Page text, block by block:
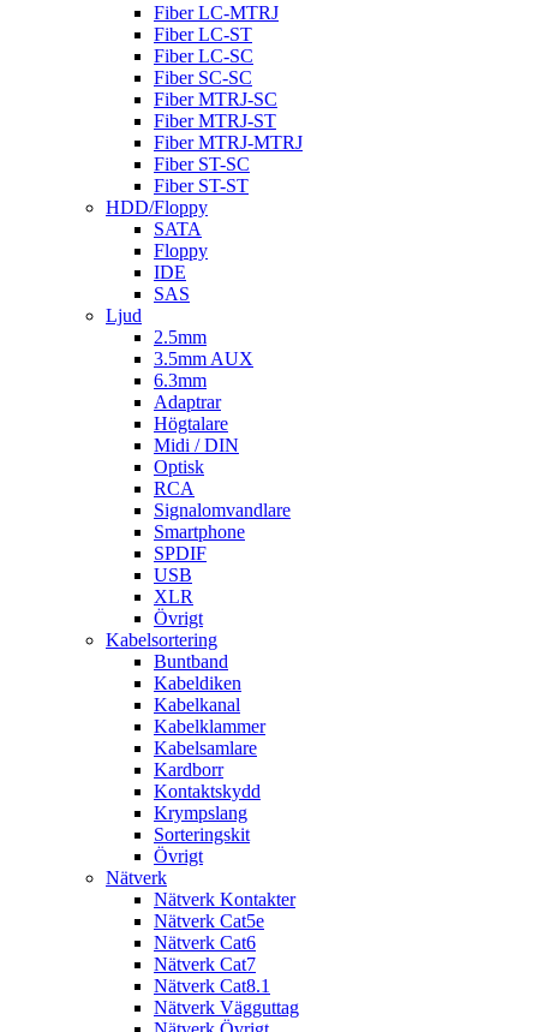
Fiber LC-MTRJ
Fiber LC-ST
Fiber LC-SC
Fiber SC-SC
Fiber MTRJ-SC
Fiber MTRJ-ST
Fiber MTRJ-MTRJ
Fiber ST-SC
Fiber ST-ST
HDD/Floppy
SATA
Floppy
IDE
SAS
Ljud
2.5mm
3.5mm AUX
6.3mm
Adaptrar
Högtalare
Midi / DIN
Optisk
RCA
Signalomvandlare
Smartphone
SPDIF
USB
XLR
Övrigt
Kabelsortering
Buntband
Kabeldiken
Kabelkanal
Kabelklammer
Kabelsamlare
Kardborr
Kontaktskydd
Krympslang
Sorteringskit
Övrigt
Nätverk
Nätverk Kontakter
Nätverk Cat5e
Nätverk Cat6
Nätverk Cat7
Nätverk Cat8.1
Nätverk Vägguttag